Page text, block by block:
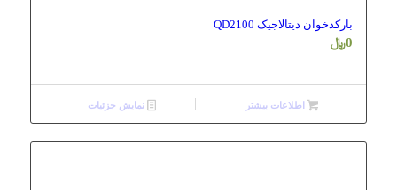
بارکدخوان دیتالاجیک QD2100
0﷼
اطلاعات بیشتر نمایش جزئیات